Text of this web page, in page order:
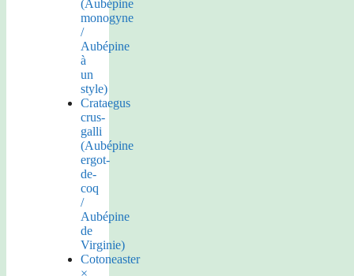
(Aubépine
monogyne
/
Aubépine
à
un
style)
Crataegus
crus-
galli
(Aubépine
ergot-
de-
coq
/
Aubépine
de
Virginie)
Cotoneaster